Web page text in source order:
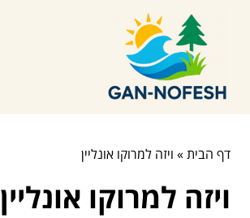
דף הבית» ויזה למרוקו אונליין
ויזה למרוקו אונליין